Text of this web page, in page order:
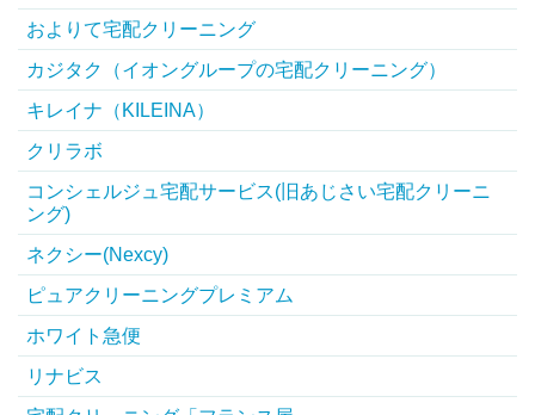
およりて宅配クリーニング
カジタク（イオングループの宅配クリーニング）
キレイナ（KILEINA）
クリラボ
コンシェルジュ宅配サービス(旧あじさい宅配クリーニ
ング)
ネクシー(Nexcy)
ピュアクリーニングプレミアム
ホワイト急便
リナビス